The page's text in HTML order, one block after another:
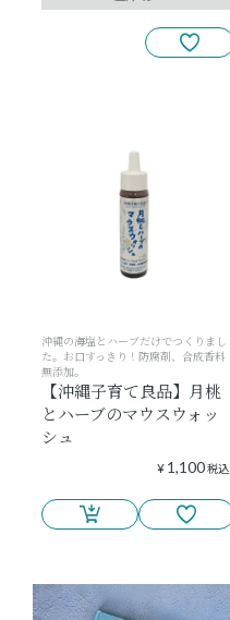
沖縄の海塩とハーブだけでつくりまし
た。お口すっきり！防腐剤、合成香料
無添加。
【沖縄子育て良品】月桃
とハーブのマウスウォッ
シュ
¥ 1,100税込